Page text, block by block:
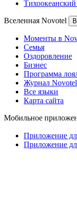
Вселенная Novotel
Моменты в
Семья
Оздоровление
Бизнес
Программа
Журнал Novotel
Все языки
Карта сайта
Мобильное
Приложение
Приложение